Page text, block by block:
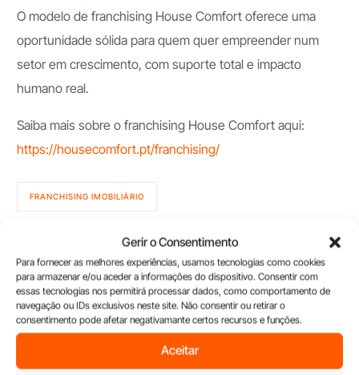
Gerir o Consentimento
Para fornecer as melhores experiências, usamos tecnologias como cookies
para armazenar e/ou aceder a informações do dispositivo. Consentir com
essas tecnologias nos permitirá processar dados, como comportamento de
navegação ou IDs exclusivos neste site. Não consentir ou retirar o
consentimento pode afetar negativamante certos recursos e funções.
Aceitar
O modelo de franchising House Comfort oferece uma
oportunidade sólida para quem quer empreender num
setor em crescimento, com suporte total e impacto
humano real.
Saiba mais sobre o franchising House Comfort aqui:
https://housecomfort.pt/franchising/
FRANCHISING IMOBILIÁRIO
Últimos artigos